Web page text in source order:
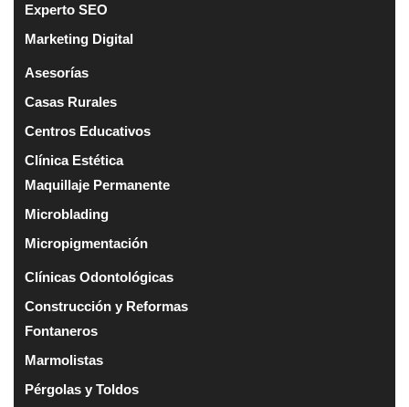
Experto SEO
Marketing Digital
Asesorías
Casas Rurales
Centros Educativos
Clínica Estética
Maquillaje Permanente
Microblading
Micropigmentación
Clínicas Odontológicas
Construcción y Reformas
Fontaneros
Marmolistas
Pérgolas y Toldos